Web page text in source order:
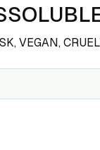
VEGAN,